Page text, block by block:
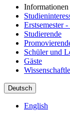
Erstsemester
Studierende
Schüler und
Gäste
Deutsch
English